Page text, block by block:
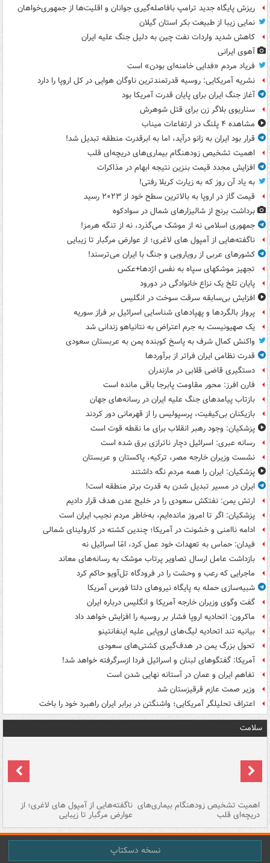
ریزش پایگاه جدید ترامپ بافاصله‌گیری جوانان و اقلیت‌ها از جمهوری‌خواهان
نمایی زیبا از طبیعت بکر استان گیلان
کاهش شدید واردات نفت چین به دلیل جنگ علیه ایران
آهوی ایرانی
فریاد مردم «فدایی خامنه‌ای بودن» است
نشریه آمریکایی: روسیه قدرتمندترین ناوگان هوایی در کل اروپا را دارد
آغاز جنگ ایران برای پایان قدرت آمریکا بود
سناریوی بلاگر زن برای قتل شوهرش
مشاهده ۴ پلنگ در ارتفاعات میناب
قرار بود ایران به زانو درآید، اما به ابرقدرت منطقه تبدیل شد!
اهمیت تشخیص زودهنگام بیماری‌های دریچه‌ای قلب
افزایش مجدد قیمت بنزین نتیجه ابهام در مذاکرات
به یاد آن روز که به زیارت کربلا رفتی!
قیمت گاز در اروپا به بالاترین سطح خود از ۲۰۲۳ رسید
برداشت برنج از شالیزارهای شمال در سوادکوه
جمهوری اسلامی نه از موشک می‌گذرد، نه از تنگه هرمز!
ناگفته‌هایی از آمپول های لاغری؛ از عوارض مرگبار تا زیبایی
کشورهای عربی از رویارویی و جنگ با ایران می‌ترسند!
تجهیز موشکهای سپاه به نفس اژدها+عکس
پایان تلخ یک نزاع خانوادگی در دورود
افزایش بی‌سابقه سرقت سوخت در انگلیس
پرواز بالگردها و پهپادهای شناسایی اسرائیل بر فراز سوریه
یک صهیونیست به جرم اعتراض به نتانیاهو زندانی شد
واکنش کمال شرف به پاسخ کوبنده یمن به عربستان سعودی
قدرت نظامی ایران فراتر از برآوردها
دستگیری قاضی قلابی در مازندران
فارن افرز: محور مقاومت پابرجا باقی مانده است
بازتاب پیامدهای جنگ علیه ایران در رسانه‌های جهان
بازیکنان بی‌کیفیت، پرسپولیس را از قهرمانی دور کردند
پزشکیان: وجود رهبر انقلاب برای ما نقطه قوت است
رسانه عبری: اسرائیل دچار ناترازی برق شده است
نشست وزیران خارجه مصر، ترکیه، پاکستان و عربستان
پزشکیان: ایران را همه مردم نگه داشتند
ایران در مسیر تبدیل شدن به قدرت برتر منطقه است!
ارتش یمن: نفتکش سعودی را در خلیج عدن هدف قرار دادیم
پزشکیان: اگر تا امروز مانده‌ایم، به‌خاطر مردم نجیب ایران است
ادامه ناامنی و خشونت در آمریکا؛ چندین کشته در کارولینای شمالی
فیدان: حماس به تعهدات خود عمل کرد، امّا اسرائیل نه
بازداشت عامل ارسال تصاویر پرتاب موشک به رسانه‌های معاند
ماجرایی که رعب و وحشت را در فرودگاه تل‌آویو حاکم کرد
شبیه‌سازی حمله به پایگاه نیروهای دلتا فورس آمریکا
گفت وگوی وزیران خارجه آمریکا و انگلیس درباره ایران
ماکرون: اتحادیه اروپا فشار بر روسیه را افزایش خواهد داد
بیانیه تند اتحادیه لیگ‌های اروپایی علیه اینفانتینو
تحول بزرگ یمن در هدف‌گیری کشتی‌های سعودی
آمریکا: گفتگوهای لبنان و اسرائیل فردا ازسرگرفته خواهد شد!
تفاهم ایران و عمان در آستانه نهایی شدن است
وزیر صمت عازم قرقیزستان شد
اعتراف تحلیلگر آمریکایی؛ واشنگتن در برابر ایران راهبرد خود را باخت
سلامت
اهمیت تشخیص زودهنگام بیماری‌های
دریچه‌ای قلب
ناگفته‌هایی از آمپول های لاغری؛ از
عوارض مرگبار تا زیبایی
نسخه دسکتاپ